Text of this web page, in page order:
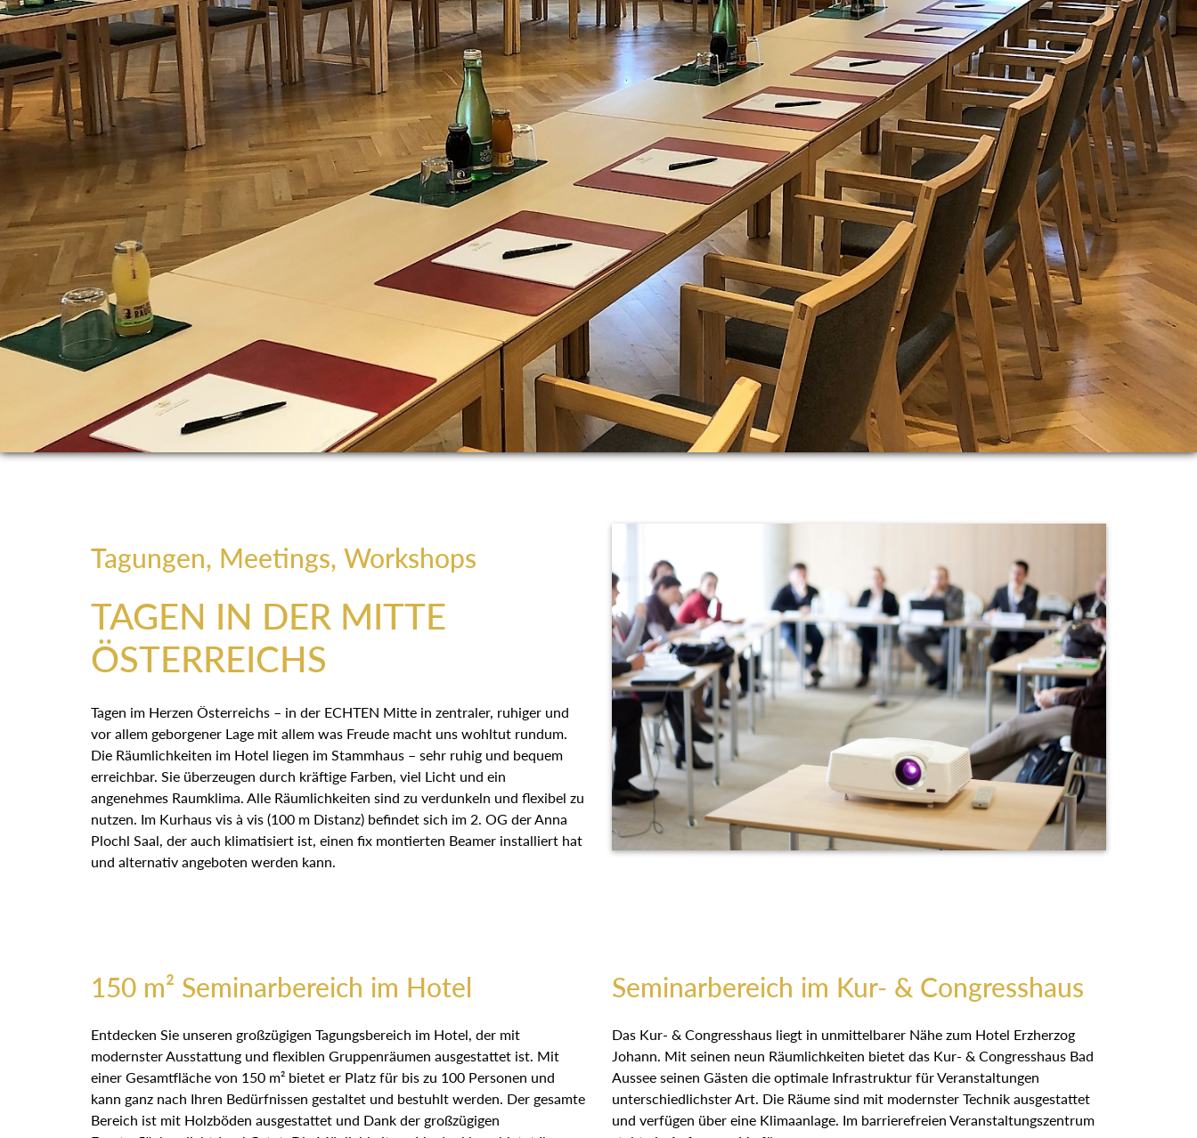
Tagungen, Meetings, Workshops
TAGEN IN DER MITTE
ÖSTERREICHS
Tagen im Herzen Österreichs – in der ECHTEN Mitte in zentraler, ruhiger und
vor allem geborgener Lage mit allem was Freude macht uns wohltut rundum.
Die Räumlichkeiten im Hotel liegen im Stammhaus – sehr ruhig und bequem
erreichbar. Sie überzeugen durch kräftige Farben, viel Licht und ein
angenehmes Raumklima. Alle Räumlichkeiten sind zu verdunkeln und flexibel zu
nutzen. Im Kurhaus vis à vis (100 m Distanz) befindet sich im 2. OG der Anna
Plochl Saal, der auch klimatisiert ist, einen fix montierten Beamer installiert hat
und alternativ angeboten werden kann.
150 m² Seminarbereich im Hotel
Entdecken Sie unseren großzügigen Tagungsbereich im Hotel, der mit
modernster Ausstattung und flexiblen Gruppenräumen ausgestattet ist. Mit
einer Gesamtfläche von 150 m² bietet er Platz für bis zu 100 Personen und
kann ganz nach Ihren Bedürfnissen gestaltet und bestuhlt werden. Der gesamte
Bereich ist mit Holzböden ausgestattet und Dank der großzügigen
Seminarbereich im Kur- & Congresshaus
Das Kur- & Congresshaus liegt in unmittelbarer Nähe zum Hotel Erzherzog
Johann. Mit seinen neun Räumlichkeiten bietet das Kur- & Congresshaus Bad
Aussee seinen Gästen die optimale Infrastruktur für Veranstaltungen
unterschiedlichster Art. Die Räume sind mit modernster Technik ausgestattet
und verfügen über eine Klimaanlage. Im barrierefreien Veranstaltungszentrum